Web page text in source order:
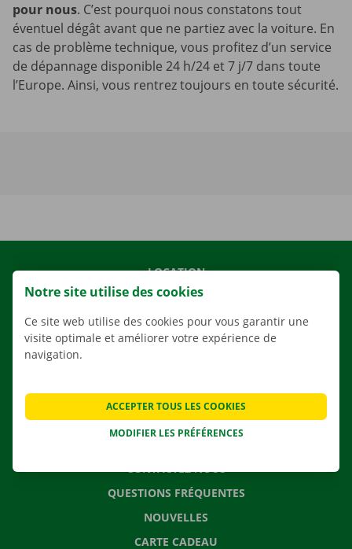
pour nous. C’est pourquoi nous constatons tout
éventuel dégât avant que ne partiez avec la voiture. En
cas de problème technique, vous profitez d’un service
de dépannage disponible 24 h/24 et 7 j/7 dans toute
l’Europe. Ainsi, vous rentrez toujours en toute sécurité.
LOCATION
NOS VÉHICULES
NOS SERVICES
AGENCES
SOLUTIONS DE DÉMÉNAGEMENT
CONTACTEZ NOUS
QUESTIONS FRÉQUENTES
NOUVELLES
CARTE CADEAU
Notre site utilise des cookies
Ce site web utilise des cookies pour vous garantir une
visite optimale et améliorer votre expérience de
navigation.
MODIFIER LES PRÉFÉRENCES
ACCEPTER TOUS LES COOKIES